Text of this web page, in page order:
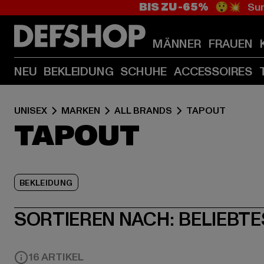
BIS ZU -65% 😲💥
MÄNNER FRAUEN
NEU BEKLEIDUNG SCHUHE ACCESSOIRES
UNISEX MARKEN ALL BRANDS TAPOUT
TAPOUT
BEKLEIDUNG
SORTIEREN NACH:
16 ARTIKEL